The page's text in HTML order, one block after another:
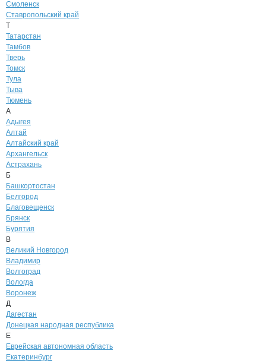
Смоленск
Ставропольский край
Т
Татарстан
Тамбов
Тверь
Томск
Тула
Тыва
Тюмень
А
Адыгея
Алтай
Алтайский край
Архангельск
Астрахань
Б
Башкортостан
Белгород
Благовещенск
Брянск
Бурятия
В
Великий Новгород
Владимир
Волгоград
Вологда
Воронеж
Д
Дагестан
Донецкая народная республика
Е
Еврейская автономная область
Екатеринбург